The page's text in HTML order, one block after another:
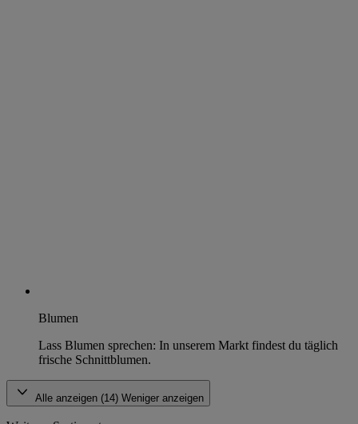
Blumen
Lass Blumen sprechen: In unserem Markt findest du täglich
frische Schnittblumen.
Alle anzeigen (14) Weniger anzeigen